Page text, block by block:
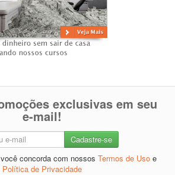
exclusivas em seu
e-mail!
concorda com nossos Termos de Uso e
Política de Privacidade